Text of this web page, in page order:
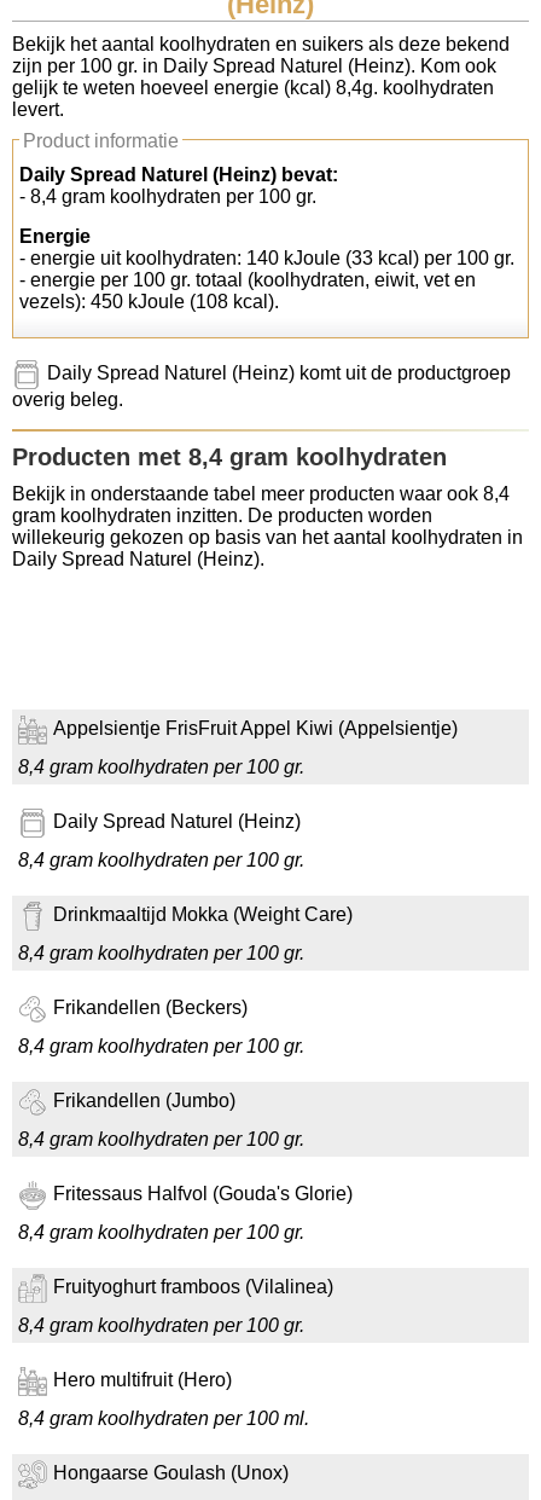
Koolhydraten tellen
Links
Bekijk het aantal koolhydraten en suikers als deze bekend
zijn per 100 gr. in Daily Spread Naturel (Heinz). Kom ook
gelijk te weten hoeveel energie (kcal) 8,4g. koolhydraten
levert.
Product informatie
Daily Spread Naturel (Heinz) bevat:
- 8,4 gram koolhydraten per 100 gr.
Energie
- energie uit koolhydraten: 140 kJoule (33 kcal) per 100 gr.
- energie per 100 gr. totaal (koolhydraten, eiwit, vet en
vezels): 450 kJoule (108 kcal).
Daily Spread Naturel (Heinz) komt uit de productgroep
overig beleg.
Producten met 8,4 gram koolhydraten
Bekijk in onderstaande tabel meer producten waar ook 8,4
gram koolhydraten inzitten. De producten worden
willekeurig gekozen op basis van het aantal koolhydraten in
Daily Spread Naturel (Heinz).
Appelsientje FrisFruit Appel Kiwi (Appelsientje)
8,4 gram koolhydraten per 100 gr.
Daily Spread Naturel (Heinz)
8,4 gram koolhydraten per 100 gr.
Drinkmaaltijd Mokka (Weight Care)
8,4 gram koolhydraten per 100 gr.
Frikandellen (Beckers)
8,4 gram koolhydraten per 100 gr.
Frikandellen (Jumbo)
8,4 gram koolhydraten per 100 gr.
Fritessaus Halfvol (Gouda's Glorie)
8,4 gram koolhydraten per 100 gr.
Fruityoghurt framboos (Vilalinea)
8,4 gram koolhydraten per 100 gr.
Hero multifruit (Hero)
8,4 gram koolhydraten per 100 ml.
Hongaarse Goulash (Unox)